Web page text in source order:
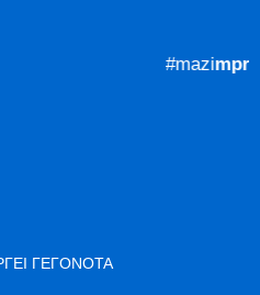
εργαλείων
#mazi
ΓΕΓΟΝΌΤΑ